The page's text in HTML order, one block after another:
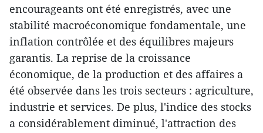
encourageants ont été enregistrés, avec une
stabilité macroéconomique fondamentale, une
inflation contrôlée et des équilibres majeurs
garantis. La reprise de la croissance
économique, de la production et des affaires a
été observée dans les trois secteurs : agriculture,
industrie et services. De plus, l'indice des stocks
a considérablement diminué, l'attraction des